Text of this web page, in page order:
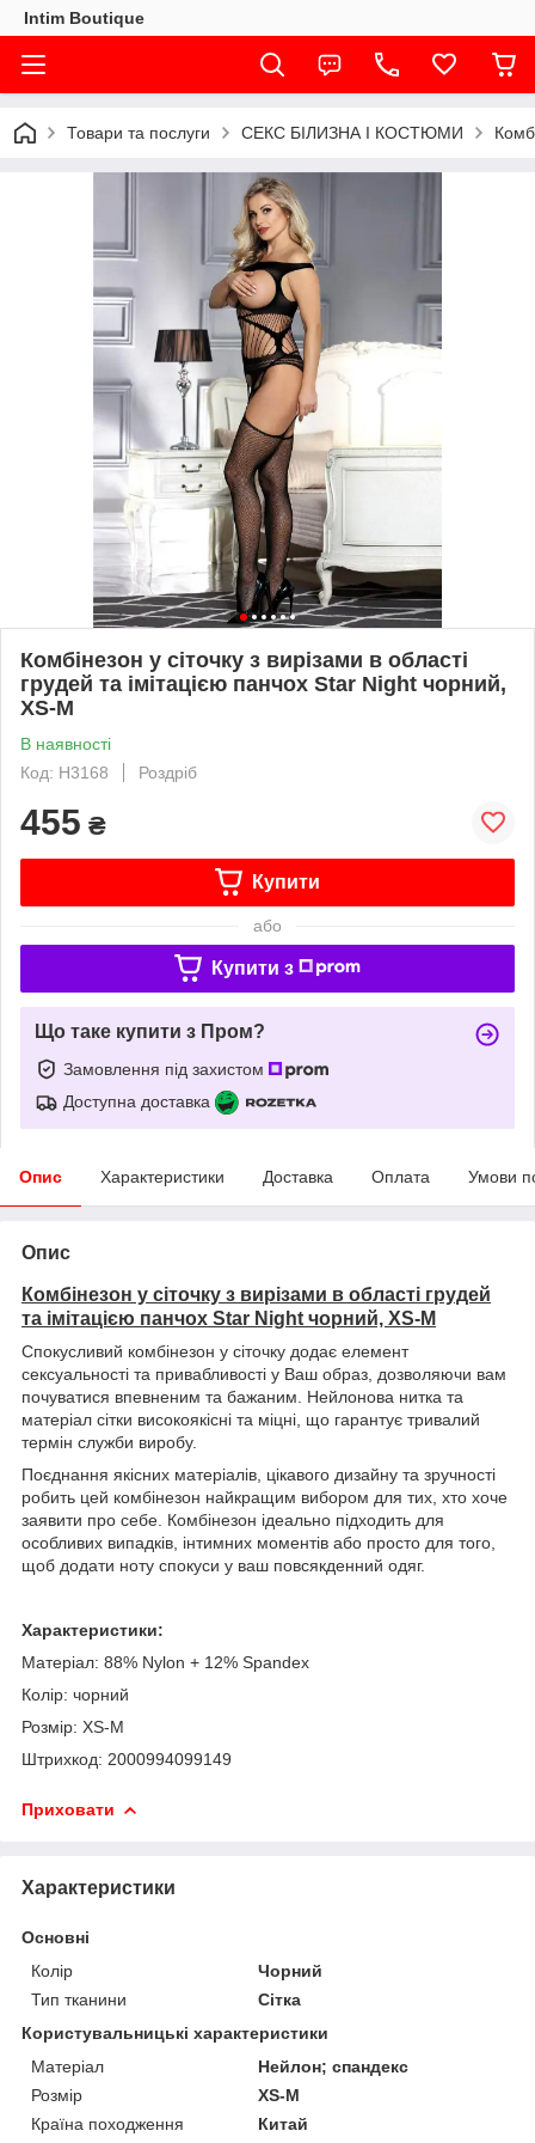
Intim Boutique
Товари та послуги СЕКС БІЛИЗНА І КОСТЮМИ
Комбінезон у сіточку з вирізами в області
грудей та імітацією панчох Star Night чорний,
XS-M
В наявності
Код: H3168
Роздріб
455 ₴
Купити
або
Купити з
Що таке купити з Пром?
Замовлення під захистом
Доступна доставка
Опис Характеристики Доставка Оплата Умови
Опис
Комбінезон у сіточку з вирізами в області грудей
та імітацією панчох Star Night чорний, XS-M
Спокусливий комбінезон у сіточку додає елемент
сексуальності та привабливості у Ваш образ, дозволяючи вам
почуватися впевненим та бажаним. Нейлонова нитка та
матеріал сітки високоякісні та міцні, що гарантує тривалий
термін служби виробу.
Поєднання якісних матеріалів, цікавого дизайну та зручності
робить цей комбінезон найкращим вибором для тих, хто хоче
заявити про себе. Комбінезон ідеально підходить для
особливих випадків, інтимних моментів або просто для того,
щоб додати ноту спокуси у ваш повсякденний одяг.
Характеристики:
Матеріал: 88% Nylon + 12% Spandex
Колір: чорний
Розмір: XS-M
Штрихкод: 2000994099149
Приховати
Характеристики
Основні
Колір
Чорний
Тип тканини
Сітка
Користувальницькі характеристики
Матеріал
Нейлон; спандекс
Розмір
XS-M
Країна походження
Китай